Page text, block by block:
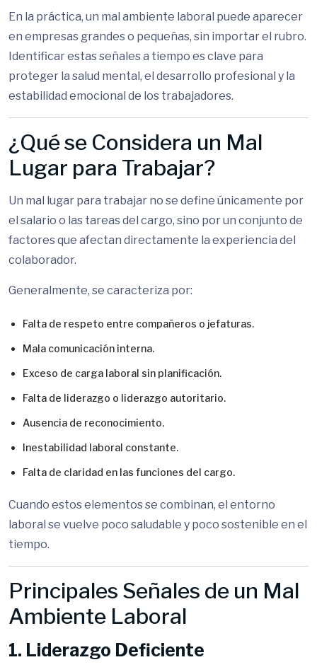
En la práctica, un mal ambiente laboral puede aparecer
en empresas grandes o pequeñas, sin importar el rubro.
Identificar estas señales a tiempo es clave para
proteger la salud mental, el desarrollo profesional y la
estabilidad emocional de los trabajadores.
¿Qué se Considera un Mal
Lugar para Trabajar?
Un mal lugar para trabajar no se define únicamente por
el salario o las tareas del cargo, sino por un conjunto de
factores que afectan directamente la experiencia del
colaborador.
Generalmente, se caracteriza por:
Falta de respeto entre compañeros o jefaturas.
Mala comunicación interna.
Exceso de carga laboral sin planificación.
Falta de liderazgo o liderazgo autoritario.
Ausencia de reconocimiento.
Inestabilidad laboral constante.
Falta de claridad en las funciones del cargo.
Cuando estos elementos se combinan, el entorno
laboral se vuelve poco saludable y poco sostenible en el
tiempo.
Principales Señales de un Mal
Ambiente Laboral
1. Liderazgo Deficiente